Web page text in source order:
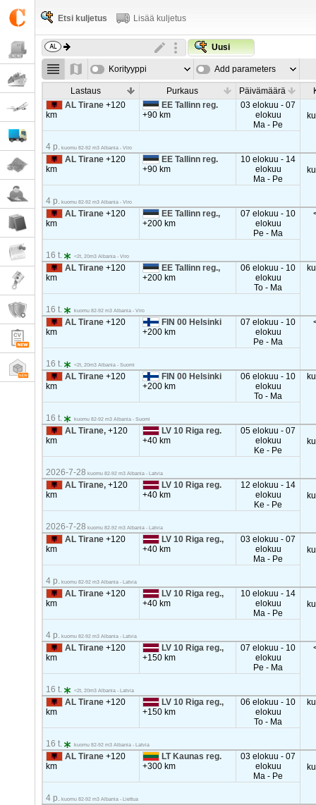
Etsi kuljetus Lisää kuljetus
Uusi
Korityyppi Add parameters
Lastaus Purkaus Päivämäärä
AL Tirane+120
km
EE Tallinn reg.
+90 km
03 elokuu - 07
elokuu
Ma - Pe
4 p. kuomu 82-92 m3 Albania - Viro
AL Tirane+120
km
EE Tallinn reg.
+90 km
10 elokuu - 14
elokuu
Ma - Pe
4 p. kuomu 82-92 m3 Albania - Viro
AL Tirane+120
km
EE Tallinn reg.,
+200 km
07 elokuu - 10
elokuu
Pe - Ma
16 t. <2t, 20m3 Albania - Viro
AL Tirane+120
km
EE Tallinn reg.,
+200 km
06 elokuu - 10
elokuu
To - Ma
16 t. kuomu 82-92 m3 Albania - Viro
AL Tirane+120
km
FIN 00 Helsinki
+200 km
07 elokuu - 10
elokuu
Pe - Ma
16 t. <2t, 20m3 Albania - Suomi
AL Tirane+120
km
FIN 00 Helsinki
+200 km
06 elokuu - 10
elokuu
To - Ma
16 t. kuomu 82-92 m3 Albania - Suomi
AL Tirane,+120
km
LV 10 Riga reg.
+40 km
05 elokuu - 07
elokuu
Ke - Pe
2026-7-28 kuomu 82-92 m3 Albania - Latvia
AL Tirane,+120
km
LV 10 Riga reg.
+40 km
12 elokuu - 14
elokuu
Ke - Pe
2026-7-28 kuomu 82-92 m3 Albania - Latvia
AL Tirane+120
km
LV 10 Riga reg.,
+40 km
03 elokuu - 07
elokuu
Ma - Pe
4 p. kuomu 82-92 m3 Albania - Latvia
AL Tirane+120
km
LV 10 Riga reg.,
+40 km
10 elokuu - 14
elokuu
Ma - Pe
4 p. kuomu 82-92 m3 Albania - Latvia
AL Tirane+120
km
LV 10 Riga reg.,
+150 km
07 elokuu - 10
elokuu
Pe - Ma
16 t. <2t, 20m3 Albania - Latvia
AL Tirane+120
km
LV 10 Riga reg.,
+150 km
06 elokuu - 10
elokuu
To - Ma
16 t. kuomu 82-92 m3 Albania - Latvia
AL Tirane+120
km
LT Kaunas reg.
+300 km
03 elokuu - 07
elokuu
Ma - Pe
4 p. kuomu 82-92 m3 Albania - Liettua